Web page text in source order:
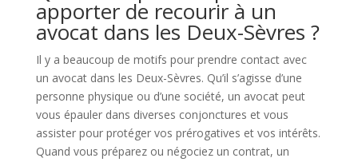
apporter de recourir à un
avocat dans les Deux-Sèvres ?
Il y a beaucoup de motifs pour prendre contact avec
un avocat dans les Deux-Sèvres. Qu’il s’agisse d’une
personne physique ou d’une société, un avocat peut
vous épauler dans diverses conjonctures et vous
assister pour protéger vos prérogatives et vos intérêts.
Quand vous préparez ou négociez un contrat, un